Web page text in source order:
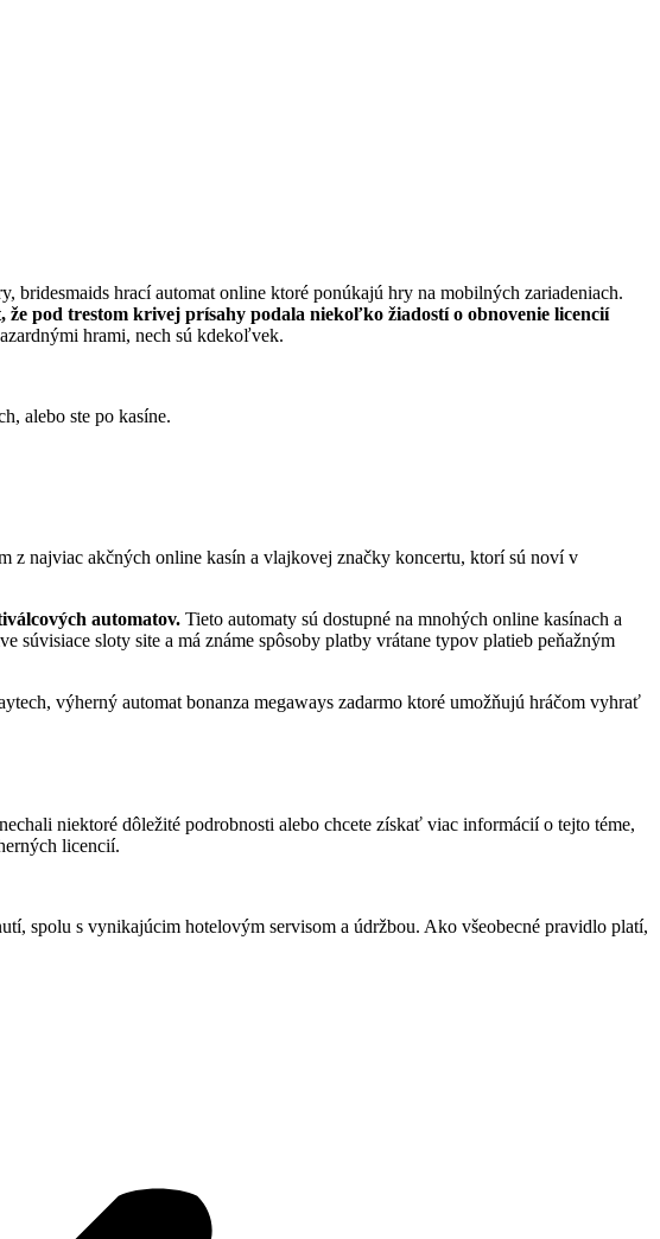
bridesmaids hrací automat online ktoré ponúkajú hry na mobilných zariadeniach.
pod trestom krivej prísahy podala niekoľko žiadostí o obnovenie licencií
hrami, nech sú kdekoľvek.
alebo ste po kasíne.
z najviac akčných online kasín a vlajkovej značky koncertu, ktorí sú noví v
automatov. Tieto automaty sú dostupné na mnohých online kasínach a
sloty site a má známe spôsoby platby vrátane typov platieb peňažným
výherný automat bonanza megaways zadarmo ktoré umožňujú hráčom vyhrať
niektoré dôležité podrobnosti alebo chcete získať viac informácií o tejto téme,
licencií.
spolu s vynikajúcim hotelovým servisom a údržbou. Ako všeobecné pravidlo platí,